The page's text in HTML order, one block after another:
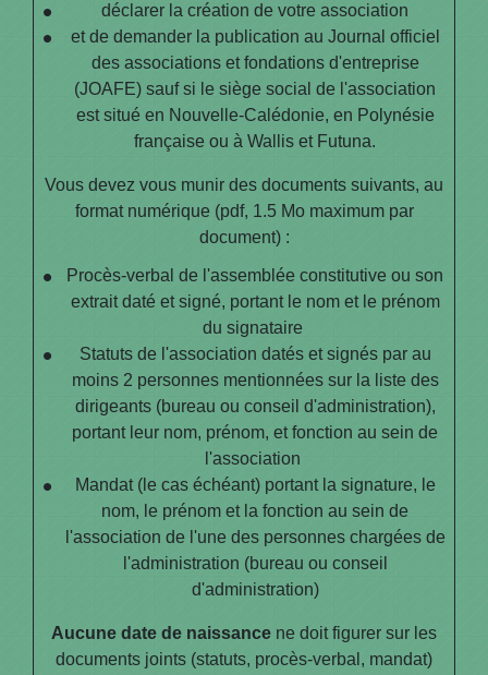
déclarer la création de votre association
et de demander la publication au Journal officiel
des associations et fondations d'entreprise
(JOAFE) sauf si le siège social de l'association
est situé en Nouvelle-Calédonie, en Polynésie
française ou à Wallis et Futuna.
Vous devez vous munir des documents suivants, au
format numérique (pdf, 1.5 Mo maximum par
document) :
Procès-verbal de l'assemblée constitutive ou son
extrait daté et signé, portant le nom et le prénom
du signataire
Statuts de l'association datés et signés par au
moins 2 personnes mentionnées sur la liste des
dirigeants (bureau ou conseil d'administration),
portant leur nom, prénom, et fonction au sein de
l'association
Mandat (le cas échéant) portant la signature, le
nom, le prénom et la fonction au sein de
l'association de l'une des personnes chargées de
l'administration (bureau ou conseil
d'administration)
Aucune date de naissance ne doit figurer sur les
documents joints (statuts, procès-verbal, mandat)